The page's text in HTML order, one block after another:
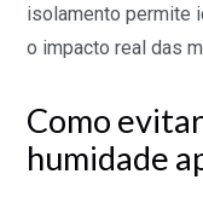
isolamento permite
o impacto real das
Como
humidade